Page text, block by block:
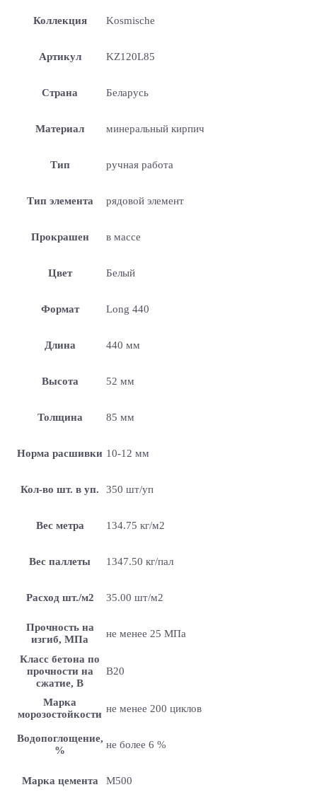
Коллекция Kosmische
Артикул KZ120L85
Страна Беларусь
Материал минеральный кирпич
Тип ручная работа
Тип элемента рядовой элемент
Прокрашен в массе
Цвет Белый
Формат Long 440
Длина 440 мм
Высота 52 мм
Толщина 85 мм
Норма расшивки 10-12 мм
Кол-во шт. в уп. 350 шт/уп
Вес метра 134.75 кг/м2
Вес паллеты 1347.50 кг/пал
Расход шт./м2 35.00 шт/м2
Прочность на
изгиб, МПа
не менее 25 МПа
Класс бетона по
прочности на
сжатие, В
B20
Марка
морозостойкости не менее 200 циклов
Водопоглощение,
%
не более 6 %
Марка цемента M500